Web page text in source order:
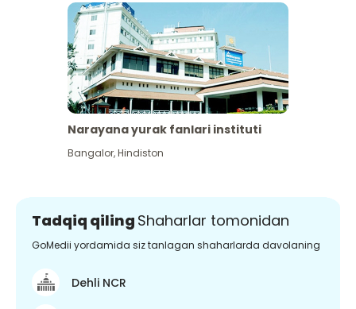
Narayana yurak fanlari instituti
Bangalor,Hindiston
Tadqiq qiling Shaharlar tomonidan
GoMedii yordamida siz tanlagan shaharlarda davolaning
Dehli NCR